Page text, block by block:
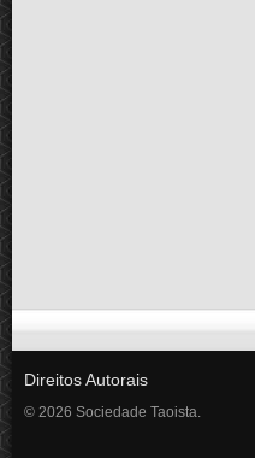
Direitos Autorais
© 2026 Sociedade Taoista.